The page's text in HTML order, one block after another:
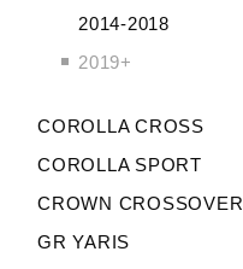
2014-2018
2019+
COROLLA CROSS
COROLLA SPORT
CROWN CROSSOVER
GR YARIS